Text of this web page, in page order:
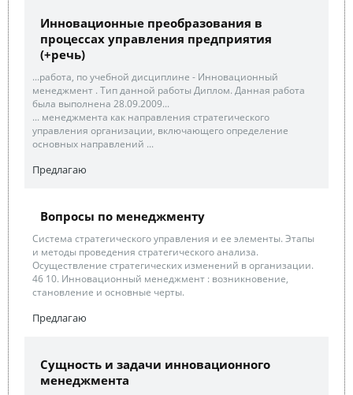
Инновационные преобразования в
процессах управления предприятия
(+речь)
...работа, по учебной дисциплине - Инновационный
менеджмент . Тип данной работы Диплом. Данная работа
была выполнена 28.09.2009...
... менеджмента как направления стратегического
управления организации, включающего определение
основных направлений ...
Предлагаю
Вопросы по менеджменту
Система стратегического управления и ее элементы. Этапы
и методы проведения стратегического анализа.
Осуществление стратегических изменений в организации.
46 10. Инновационный менеджмент : возникновение,
становление и основные черты.
Предлагаю
Сущность и задачи инновационного
менеджмента